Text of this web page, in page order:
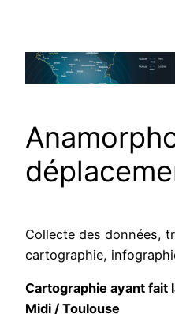
contenu
Collecte des données,
cartographie,
Cartographie ayant fait
Midi / Toulouse